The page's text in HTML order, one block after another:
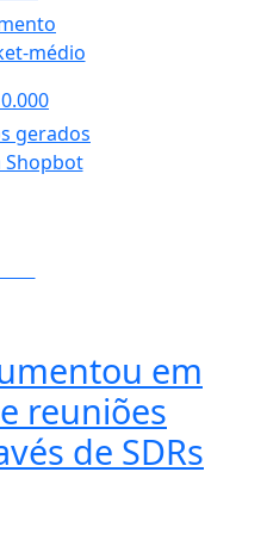
médio
gerados
Shopbot
em
reuniões
de SDRs